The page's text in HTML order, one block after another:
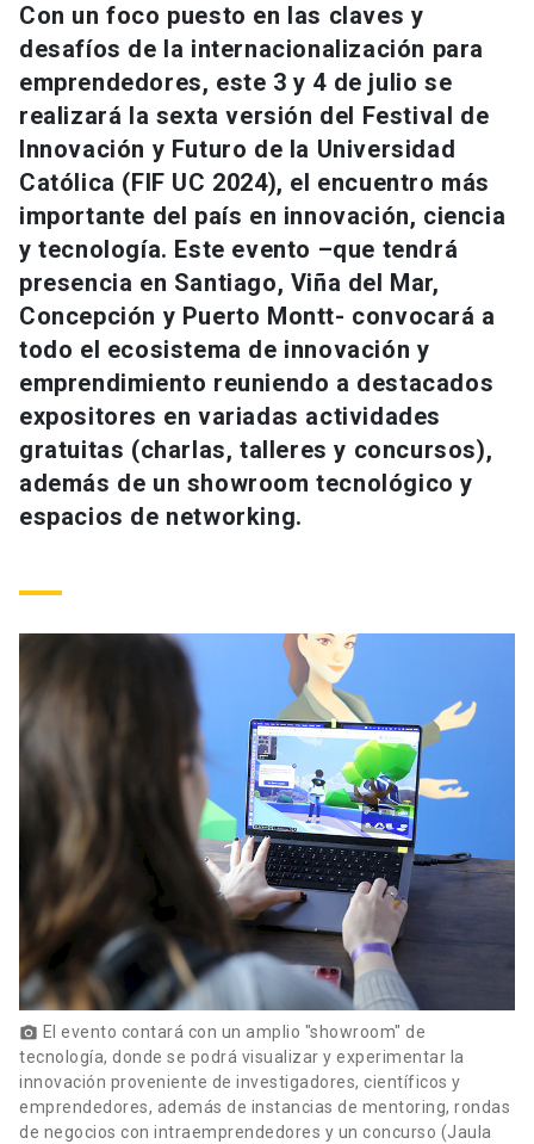
Universidad
Información para keyboard_arrow_down
Futuros estudiantes
Estudiantes
Académicos
Personal
Alumni launch
Padres y familia
Go to english site launch
ACCESOS DIRECTOS
Admisión launch
Mi Cuenta UC launch
Mi Portal UC launch
Medios Biblioteca launch
Donaciones launch
Con un foco puesto en las claves y
desafíos de la internacionalización para
emprendedores, este 3 y 4 de julio se
realizará la sexta versión del Festival de
Innovación y Futuro de la Universidad
Católica (FIF UC 2024), el encuentro más
importante del país en innovación, ciencia
y tecnología. Este evento –que tendrá
presencia en Santiago, Viña del Mar,
Concepción y Puerto Montt- convocará a
todo el ecosistema de innovación y
emprendimiento reuniendo a destacados
expositores en variadas actividades
gratuitas (charlas, talleres y concursos),
además de un showroom tecnológico y
espacios de networking.
photo_camera El evento contará con un amplio "showroom" de
tecnología, donde se podrá visualizar y experimentar la
innovación proveniente de investigadores, científicos y
emprendedores, además de instancias de mentoring, rondas
de negocios con intraemprendedores y un concurso (Jaula